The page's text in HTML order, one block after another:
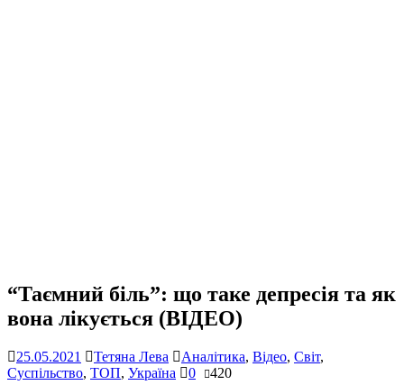
“Таємний біль”: що таке депресія та як
вона лікується (ВІДЕО)
25.05.2021 Тетяна Лева Аналітика, Відео, Світ,
Суспільство, ТОП, Україна 0 420